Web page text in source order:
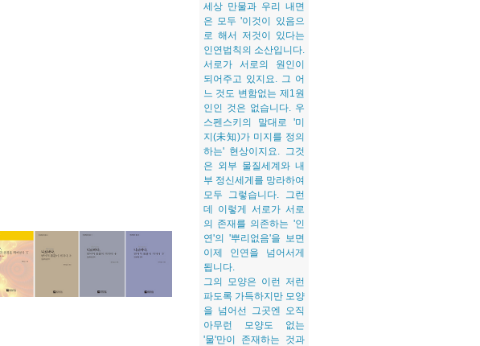
세상 만물과 우리 내면
은 모두 '이것이 있음으
로 해서 저것이 있다는
인연법칙의 소산입니다.
서로가 서로의 원인이
되어주고 있지요. 그 어
느 것도 변함없는 제1원
인인 것은 없습니다. 우
스펜스키의 말대로 '미
지(未知)가 미지를 정의
하는' 현상이지요. 그것
은 외부 물질세계와 내
부 정신세게를 망라하여
모두 그렇습니다. 그런
데 이렇게 서로가 서로
의 존재를 의존하는 '인
연'의 '뿌리없음'을 보면
이제 인연을 넘어서게
됩니다.
그의 모양은 이런 저런
파도록 가득하지만 모양
을 넘어선 그곳엔 오직
아무런 모양도 없는
'물'만이 존재하는 것과